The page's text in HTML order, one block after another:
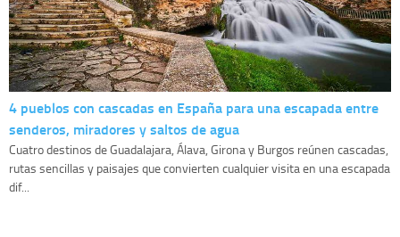
4 pueblos con cascadas en España para una escapada entre
senderos, miradores y saltos de agua
Cuatro destinos de Guadalajara, Álava, Girona y Burgos reúnen cascadas,
rutas sencillas y paisajes que convierten cualquier visita en una escapada
dif...